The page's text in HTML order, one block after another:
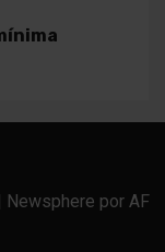
Newsphere por AF